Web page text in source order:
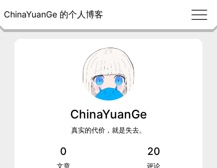
ChinaYuanGe 的个人博客
ChinaYuanGe
真实的代价，就是失去。
0
文章
20
评论